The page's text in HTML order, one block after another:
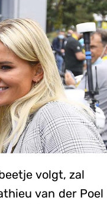
volgt, zal
van der Poel